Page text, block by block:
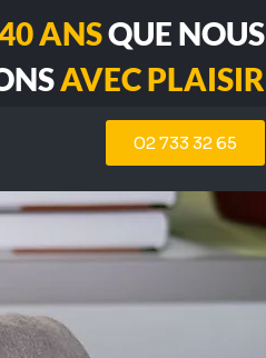
ANSQUE NOUS
AVEC PLAISIR
02 733 32 65